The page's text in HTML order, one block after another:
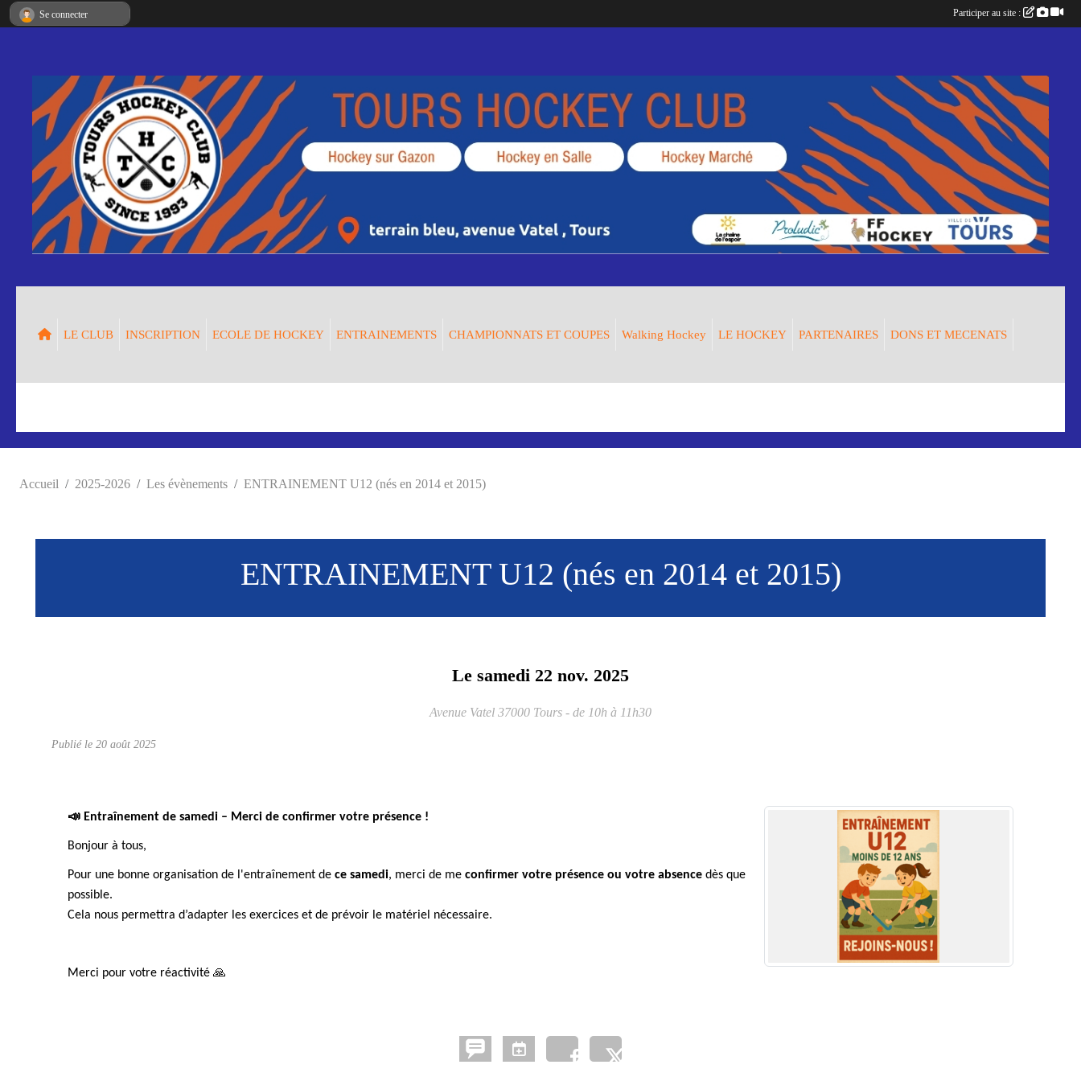
LE CLUB INSCRIPTION ECOLE DE HOCKEY ENTRAINEMENTS CHAMPIONNATS ET COUPES Walking Hockey LE HOCKEY PARTENAIRES DONS ET MECENATS
Accueil 2025-2026 Les évènements ENTRAINEMENT U12 (nés en 2014 et 2015)
ENTRAINEMENT U12 (nés en 2014 et 2015)
Le samedi 22 nov. 2025
Avenue Vatel 37000 Tours - de 10h à 11h30
Publié le 20 août 2025
📣 Entraînement de samedi – Merci de confirmer votre présence !
Bonjour à tous,
Pour une bonne organisation de l'entraînement de ce samedi, merci de me confirmer votre présence ou votre absence dès que
possible.
Cela nous permettra d’adapter les exercices et de prévoir le matériel nécessaire.
Merci pour votre réactivité 🙏
Se connecter Participer au site :
Panneau de gestion des cookies